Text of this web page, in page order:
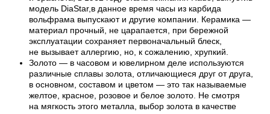
модель DiaStar,в данное время часы из карбида
вольфрама выпускают и другие компании. Керамика —
материал прочный, не царапается, при бережной
эксплуатации сохраняет первоначальный блеск,
не вызывает аллергию, но, к сожалению, хрупкий.
Золото — в часовом и ювелирном деле используются
различные сплавы золота, отличающиеся друг от друга,
в основном, составом и цветом — это так называемые
желтое, красное, розовое и белое золото. Не смотря
на мягкость этого металла, выбор золота в качестве